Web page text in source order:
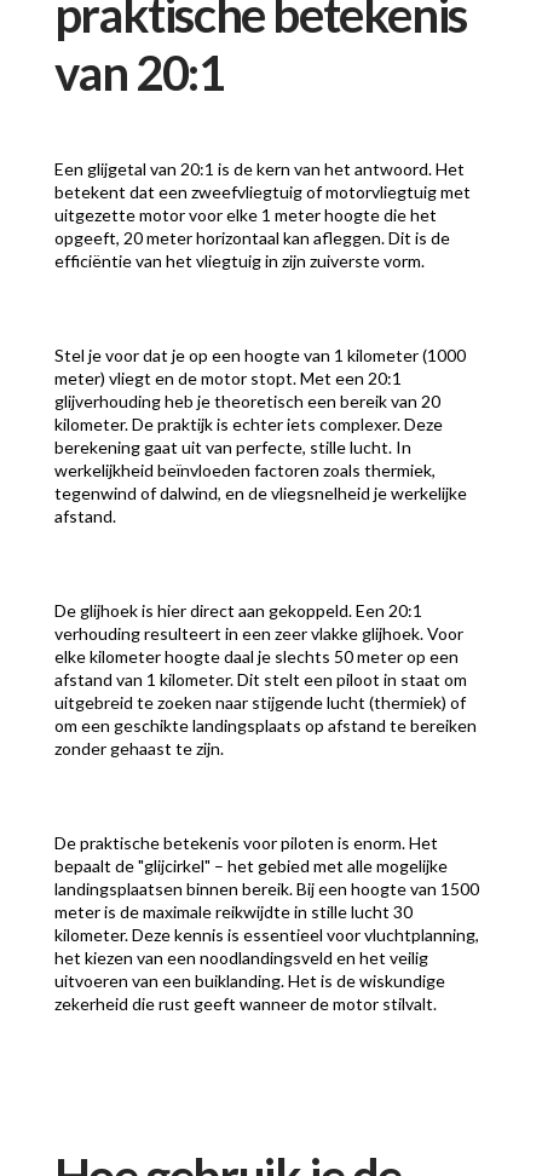
praktische betekenis
van 20:1
Een glijgetal van 20:1 is de kern van het antwoord. Het
betekent dat een zweefvliegtuig of motorvliegtuig met
uitgezette motor voor elke 1 meter hoogte die het
opgeeft, 20 meter horizontaal kan afleggen. Dit is de
efficiëntie van het vliegtuig in zijn zuiverste vorm.
Stel je voor dat je op een hoogte van 1 kilometer (1000
meter) vliegt en de motor stopt. Met een 20:1
glijverhouding heb je theoretisch een bereik van 20
kilometer. De praktijk is echter iets complexer. Deze
berekening gaat uit van perfecte, stille lucht. In
werkelijkheid beïnvloeden factoren zoals thermiek,
tegenwind of dalwind, en de vliegsnelheid je werkelijke
afstand.
De glijhoek is hier direct aan gekoppeld. Een 20:1
verhouding resulteert in een zeer vlakke glijhoek. Voor
elke kilometer hoogte daal je slechts 50 meter op een
afstand van 1 kilometer. Dit stelt een piloot in staat om
uitgebreid te zoeken naar stijgende lucht (thermiek) of
om een geschikte landingsplaats op afstand te bereiken
zonder gehaast te zijn.
De praktische betekenis voor piloten is enorm. Het
bepaalt de "glijcirkel" – het gebied met alle mogelijke
landingsplaatsen binnen bereik. Bij een hoogte van 1500
meter is de maximale reikwijdte in stille lucht 30
kilometer. Deze kennis is essentieel voor vluchtplanning,
het kiezen van een noodlandingsveld en het veilig
uitvoeren van een buiklanding. Het is de wiskundige
zekerheid die rust geeft wanneer de motor stilvalt.